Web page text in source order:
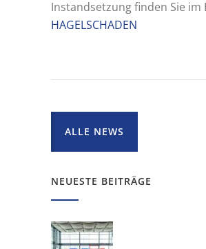
Instandsetzung finden Sie im
HAGELSCHADEN
ALLE NEWS
NEUESTE BEITRÄGE